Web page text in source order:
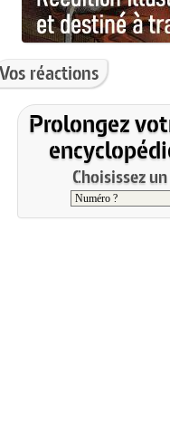
Vos réactions
Prolongez
Choisissez